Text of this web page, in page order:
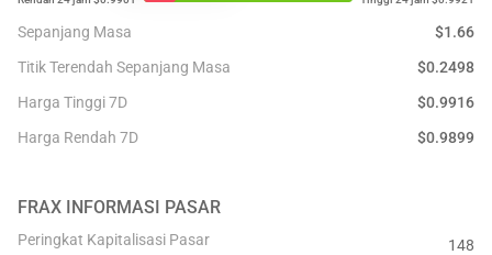
Sepanjang Masa $1.66
Titik Terendah Sepanjang Masa
$0.2498
Harga Tinggi 7D
$0.9916
Harga Rendah 7D
$0.9899
FRAX INFORMASI PASAR
Peringkat Kapitalisasi Pasar
148